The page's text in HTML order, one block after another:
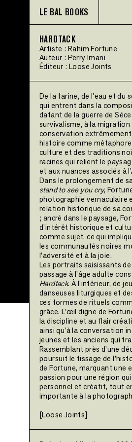
LE BAL BOOKS
HARDTACK
Artiste : Rahim Fortune
Auteur : Perry Imani
Éditeur :Loose Joints
De la farine, de l'eau et du
qui entrent dans la
datant de la guerre de
survivalisme, à la
conservation
histoire comme
culture et des traditions
racines qui relient le
et aux nuances associés à
Dans le prolongement de
stand to see you cry,
photographie vernaculaire
relation historique de sa
; ancré dans le paysage,
d'intérêt historique et
comme sujet, ce qui
les communautés noires
l'adversité et à la joie.
Les portraits saisissants
passage à l'âge adulte
Hardtack. À l'intérieur, de
danseuses liturgiques et
ces formes de rituels
grâce. L'œil digne de
la discipline et au flair
ainsi qu'à la conversation
jeunes et les anciens qui
Rassemblant près d'une
poursuit le tissage de
de Fortune, marquant une
passion pour une région
personnel et créatif, tout
importante à la
[Loose Joints]